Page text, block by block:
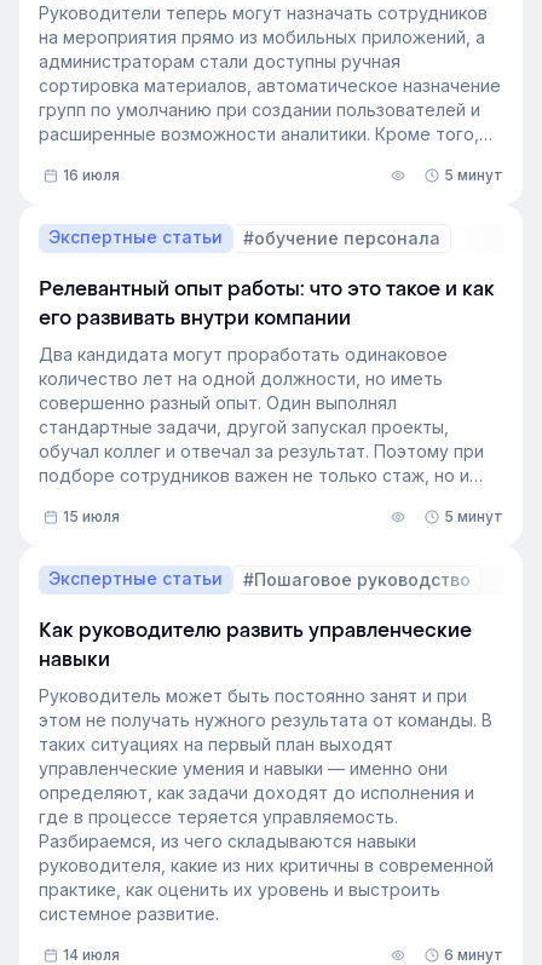
Руководители теперь могут назначать сотрудников
на мероприятия прямо из мобильных приложений, а
администраторам стали доступны ручная
сортировка материалов, автоматическое назначение
групп по умолчанию при создании пользователей и
расширенные возможности аналитики. Кроме того,
он охватывает и материалы из раздела «Проводник».
16 июля 5 минут
Экспертные статьи #обучение персонала
Релевантный опыт работы: что это такое и как
его развивать внутри компании
Два кандидата могут проработать одинаковое
количество лет на одной должности, но иметь
совершенно разный опыт. Один выполнял
стандартные задачи, другой запускал проекты,
обучал коллег и отвечал за результат. Поэтому при
подборе сотрудников важен не только стаж, но и
В этой статье разберём, релевантный опыт работы
и внутренних переводах, почему не всегда стоит
искать полностью готовых специалистов и как
развивать нужные компетенции внутри компании.
15 июля 5 минут
Экспертные статьи #Пошаговое руководство
Как руководителю развить управленческие
навыки
Руководитель может быть постоянно занят и при
этом не получать нужного результата от команды. В
таких ситуациях на первый план выходят
управленческие умения и навыки — именно они
определяют, как задачи доходят до исполнения и
где в процессе теряется управляемость.
Разбираемся, из чего складываются навыки
руководителя, какие из них критичны в современной
практике, как оценить их уровень и выстроить
системное развитие.
14 июля 6 минут